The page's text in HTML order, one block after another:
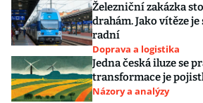
Železniční zakázka
drahám. Jako vítěze
radní
Doprava a logistika
Jedna česká iluze se
transformace je
Názory a analýzy